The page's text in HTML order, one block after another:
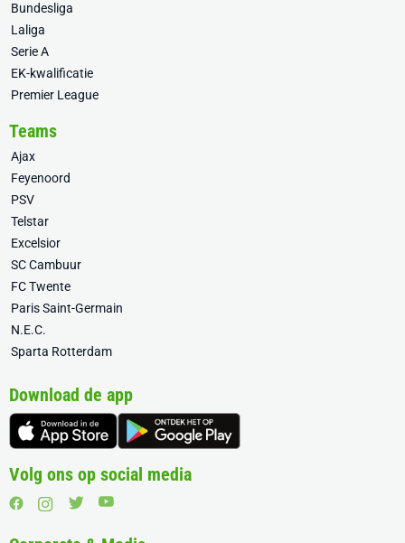
Bundesliga
Laliga
Serie A
EK-kwalificatie
Premier League
Teams
Ajax
Feyenoord
PSV
Telstar
Excelsior
SC Cambuur
FC Twente
Paris Saint-Germain
N.E.C.
Sparta Rotterdam
Download de app
Volg ons op social media